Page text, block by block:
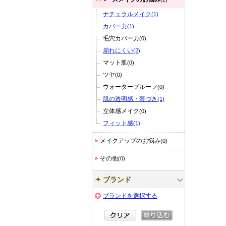
ナチュラルメイク(1)
カバー力(1)
毛穴カバー力(0)
崩れにくい(2)
マット肌(0)
ツヤ(0)
ウォータープルーフ(0)
肌の透明感・薄づき(1)
立体感メイク(0)
フィット感(1)
メイクアップのお悩み(0)
その他(0)
ブランド
ブランドを選択する